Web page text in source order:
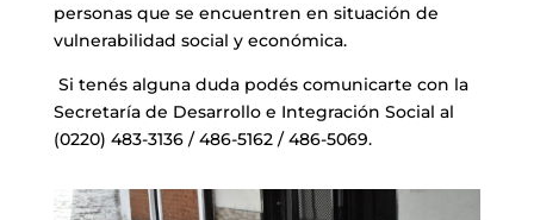
personas que se encuentren en situación de
vulnerabilidad social y económica.
Si tenés alguna duda podés comunicarte con la
Secretaría de Desarrollo e Integración Social al
(0220) 483-3136 / 486-5162 / 486-5069.